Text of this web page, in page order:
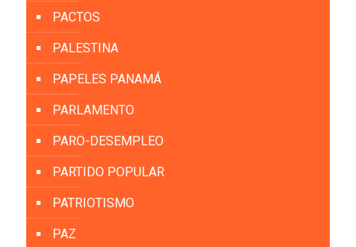
PACTOS
PALESTINA
PAPELES PANAMÁ
PARLAMENTO
PARO-DESEMPLEO
PARTIDO POPULAR
PATRIOTISMO
PAZ